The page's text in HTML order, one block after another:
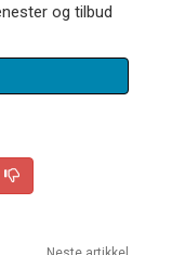
og tilbud